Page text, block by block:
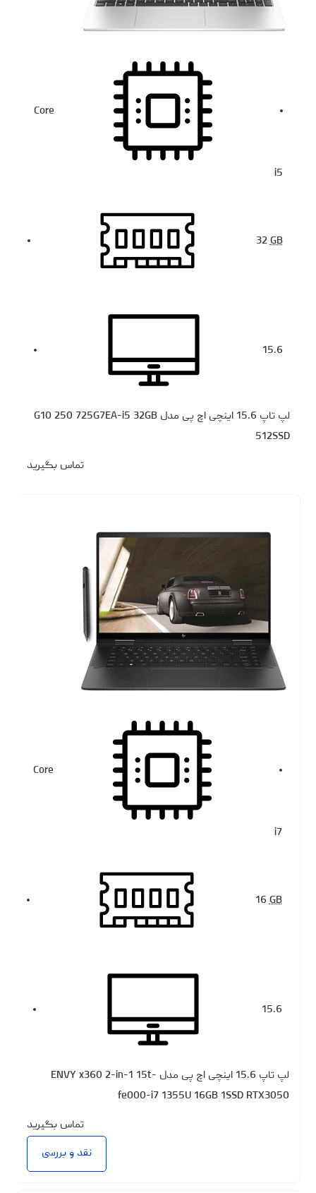
Core
i5
32GB
15.6
لپ تاپ 15.6 اینچی اچ‌ پی مدل G10 250 725G7EA-i5 32GB
512SSD
تماس بگیرید
Core
i7
16GB
15.6
لپ تاپ 15.6 اینچی اچ‌ پی مدل ENVY x360 2-in-1 15t-
fe000-i7 1355U 16GB 1SSD RTX3050
تماس بگیرید
نقد و بررسی